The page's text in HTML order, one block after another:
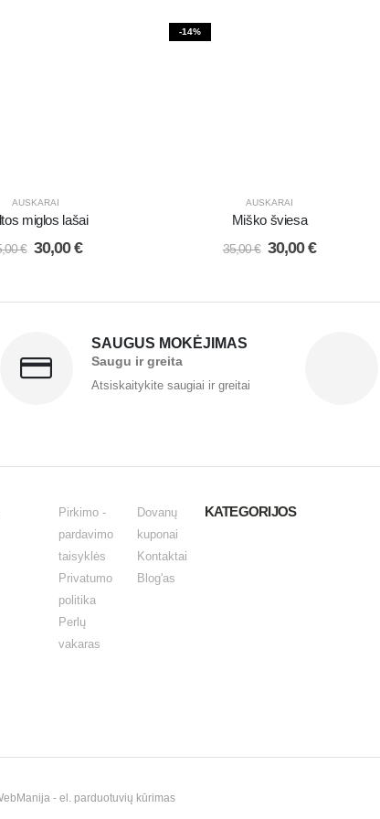
AUSKARAI
miglos lašai
€ 30,00€
-14%
AUSKARAI
Miško šviesa
35,00€ 30,00€
SAUGUS MOKĖJIMAS
Saugu ir greita
Atsiskaitykite saugiai ir greitai
Pirkimo -
pardavimo
taisyklės
Privatumo
politika
Perlų
vakaras
Dovanų
kuponai
Kontaktai
Blog'as
KATEGORIJOS
- el. parduotuvių kūrimas